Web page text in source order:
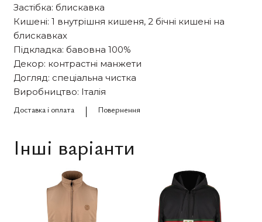
Застібка: блискавка
Кишені: 1 внутрішня кишеня, 2 бічні кишені на
блискавках
Підкладка: бавовна 100%
Декор: контрастні манжети
Догляд: спеціальна чистка
Виробництво: Італія
Доставка і оплата
Повернення
Інші варіанти